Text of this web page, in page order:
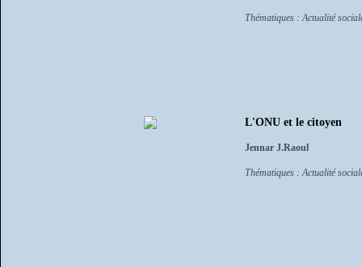
Thématiques : Actualité
L'ONU et le citoyen
Jennar J.Raoul
Thématiques : Actualité